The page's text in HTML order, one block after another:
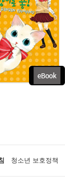
청소년 보호정책